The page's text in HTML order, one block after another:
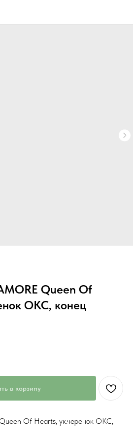
Queen Of
ОКС, конец
в корзину
Of Hearts, ук.черенок ОКС,